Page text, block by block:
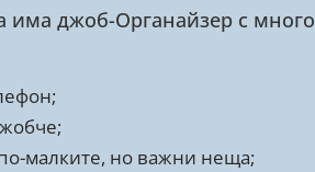
има джоб-Органайзер с много
малките, но важни неща;